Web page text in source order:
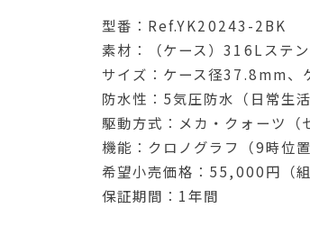
型番：Ref.YK20243-2BK
素材：（ケース）316Lステ
サイズ：ケース径37.8mm、
防水性：5気圧防水（日常生活
駆動方式：メカ・クォーツ（
機能：クロノグラフ（9時位
希望小売価格：55,000円（組
保証期間：1年間